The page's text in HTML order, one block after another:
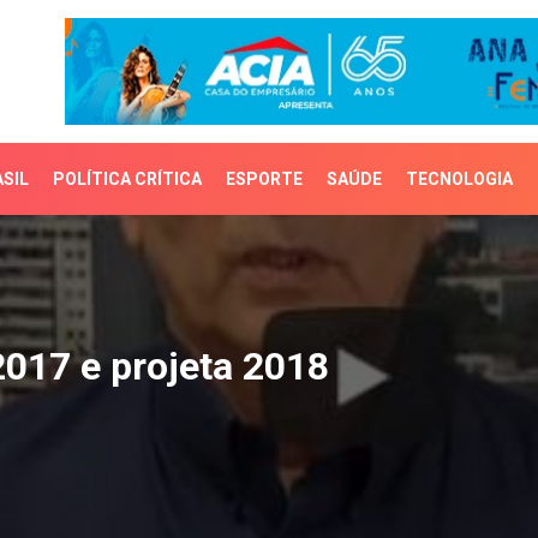
POLÍTICA CRÍTICA ESPORTE SAÚDE TECNOLOGIA
e projeta 2018
e projeta 2018